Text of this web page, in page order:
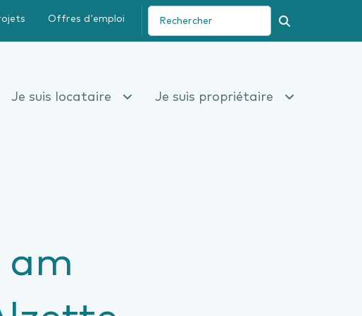
Je suis locataire Je suis propriétaire
Offres d'emploi